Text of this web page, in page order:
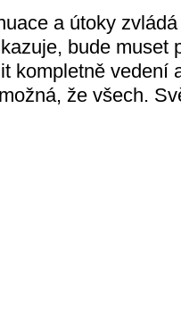
a útoky
bude muset
kompletně vedení
že všech.